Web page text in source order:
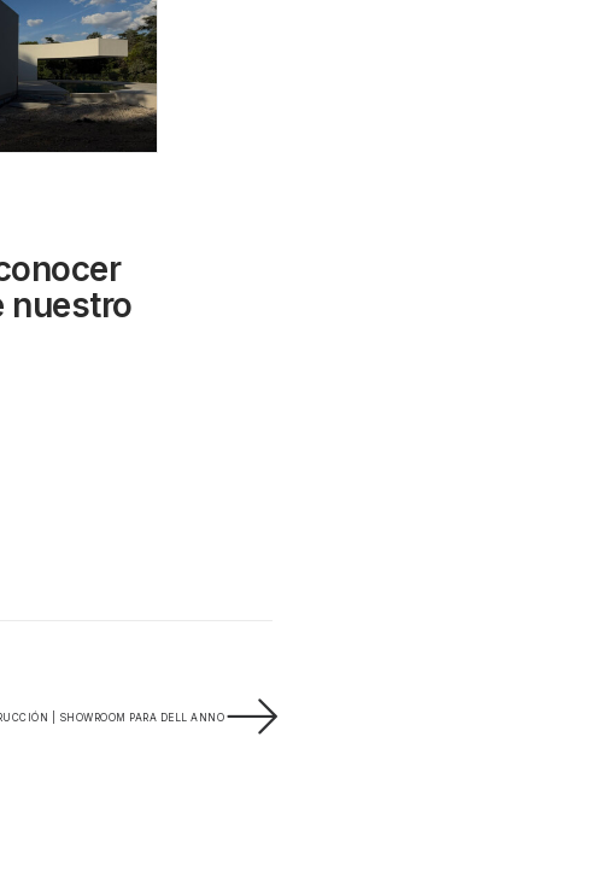
nuestro
| SHOWROOM PARA DELL ANNO